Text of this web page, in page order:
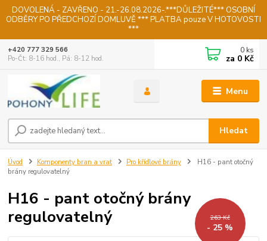
DOVOLENÁ - ZAVŘENO - 21.-26.08.2026-.***DŮLEŽITÉ*** OSOBNÍ
ODBĚRY PO PŘEDCHOZÍ DOMLUVĚ *** PLATBA pouze V HOTOVOSTI
***
Menu
Hledat
+420 777 329 566
Po-Čt: 8-16 hod., Pá: 8-12 hod.
0 ks
za 0 Kč
Úvod Komponenty bran a vrat Pro křídlové brány
H16 - pant otočný
brány regulovatelný
H16 - pant otočný brány
regulovatelný
263 Kč
- 25 %